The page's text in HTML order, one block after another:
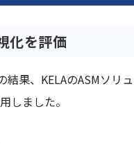
化を評価
果、KELAのASMソリ
しました。